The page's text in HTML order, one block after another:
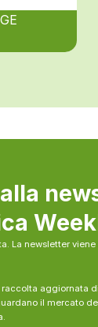
La newsletter
aggiornata
il mercato